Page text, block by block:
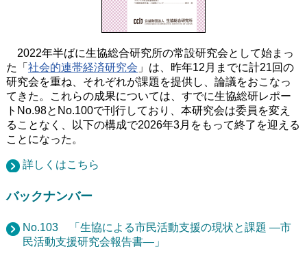
2022年半ばに生協総合研究所の常設研究会として始まっ
た「 社会的連帯経済研究会 」は、昨年12月までに計21回の
研究会を重ね、それぞれが課題を提供し、論議をおこなっ
てきた。これらの成果については、すでに生協総研レポー
トNo.98とNo.100で刊行しており、本研究会は委員を変え
ることなく、以下の構成で2026年3月をもって終了を迎える
ことになった。
詳しくはこちら
バックナンバー
No.103 「生協による市民活動支援の現状と課題 ―市
民活動支援研究会報告書―」